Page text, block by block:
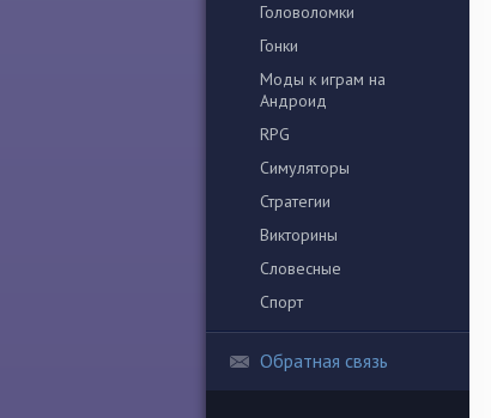
Головоломки
Гонки
Моды к играм на
Андроид
RPG
Симуляторы
Стратегии
Викторины
Словесные
Спорт
Обратная связь